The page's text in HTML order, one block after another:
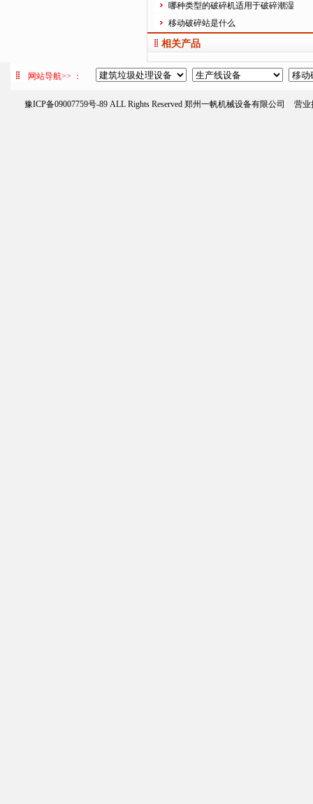
哪种类型的破碎机适用于破碎潮湿
移动破碎站是什么
相关产品
网站导航>> ：
豫ICP备09007759号-89 ALL Rights Reserved 郑州一帆机械设备有限公司 营业